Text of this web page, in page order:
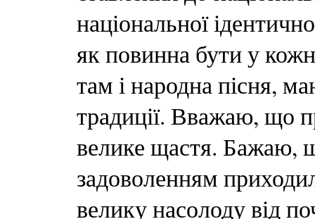
національної
як повинна бути у
там і народна пісня,
традиції. Вважаю, що
велике щастя. Бажаю,
задоволенням
велику насолоду від